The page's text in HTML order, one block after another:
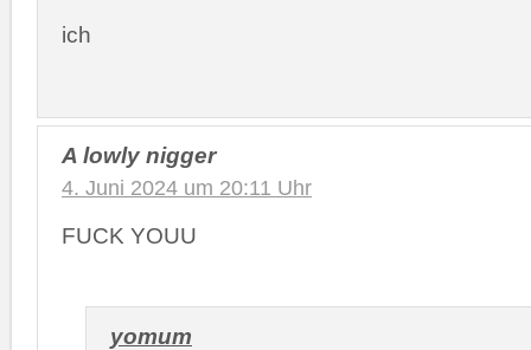
ich
A lowly nigger
4. Juni 2024 um 20:11 Uhr
FUCK YOUU
yomum